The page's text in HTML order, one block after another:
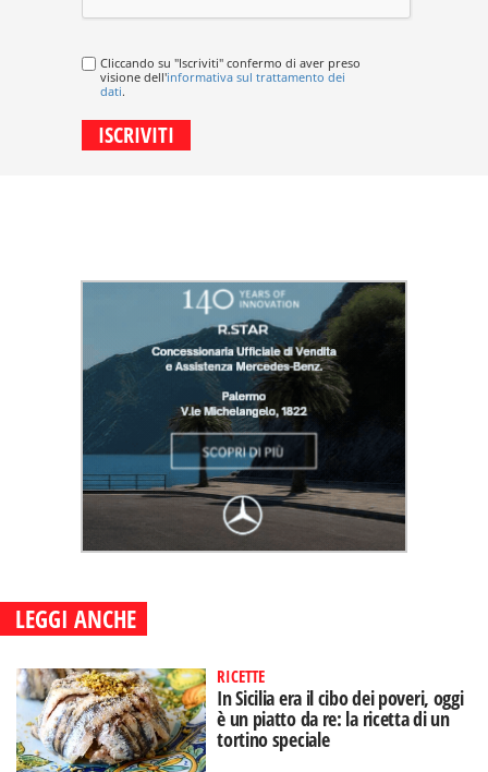
Cliccando su "Iscriviti" confermo di aver preso
visione dell'informativa sul trattamento dei
dati.
LEGGI ANCHE
RICETTE
In Sicilia era il cibo dei poveri, oggi
è un piatto da re: la ricetta di un
tortino speciale